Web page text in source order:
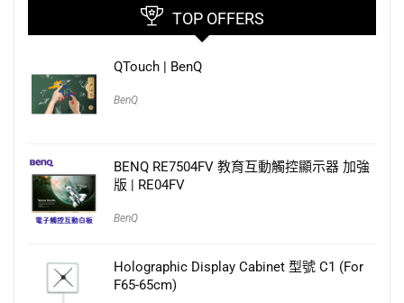
TOP OFFERS
QTouch | BenQ
BenQ
BENQ RE7504FV 教育互動觸控顯示器 加強
版 | RE04FV
BenQ
Holographic Display Cabinet 型號 C1 (For
F65-65cm)